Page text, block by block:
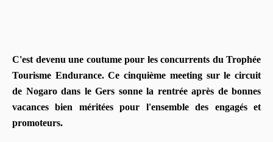
C'est devenu une coutume pour les concurrents du Trophée
Tourisme Endurance. Ce cinquième meeting sur le circuit
de Nogaro dans le Gers sonne la rentrée après de bonnes
vacances bien méritées pour l'ensemble des engagés et
promoteurs.